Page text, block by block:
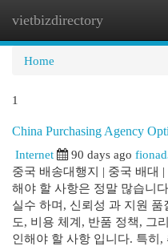
vietbizdirectory
Home
1
China Purchasing Agency
Internet
90 days ago
중국 배송대행지 | 중국 배대
해야 할 사항은 정말 많습니
실수 하며, 신뢰성 과 지원
도, 비용 체계, 반품 정책, 그
인해야 할 사항 입니다. 특히,